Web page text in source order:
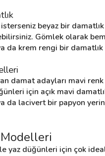
beyaz bir
Gömlek olarak
da krem rengi bir
damat adayları mavi
için açık mavi
lacivert bir papyon
Modelleri
yaz düğünleri için çok